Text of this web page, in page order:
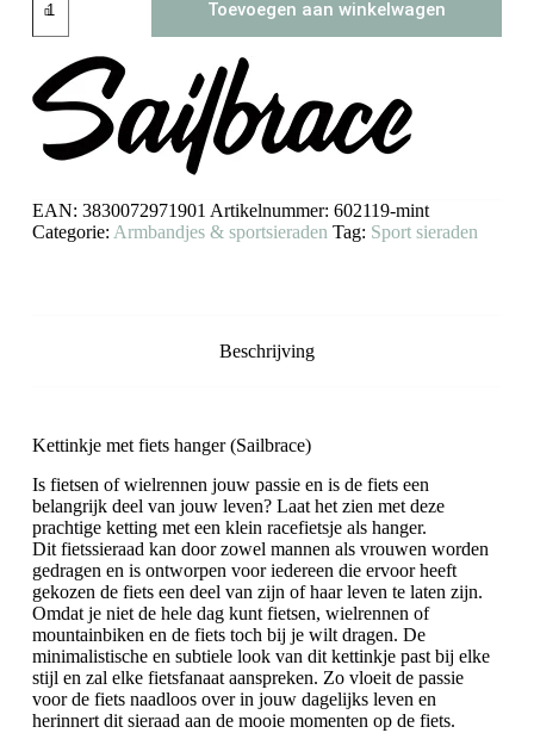
met
fiets
Sailbrace
(mint)
aantal
Toevoegen aan winkelwagen
EAN: 3830072971901 Artikelnummer: 602119-mint
Categorie: Armbandjes & sportsieraden Tag: Sport sieraden
Beschrijving
Kettinkje met fiets hanger (Sailbrace)
Is fietsen of wielrennen jouw passie en is de fiets een
belangrijk deel van jouw leven? Laat het zien met deze
prachtige ketting met een klein racefietsje als hanger.
Dit fietssieraad kan door zowel mannen als vrouwen worden
gedragen en is ontworpen voor iedereen die ervoor heeft
gekozen de fiets een deel van zijn of haar leven te laten zijn.
Omdat je niet de hele dag kunt fietsen, wielrennen of
mountainbiken en de fiets toch bij je wilt dragen. De
minimalistische en subtiele look van dit kettinkje past bij elke
stijl en zal elke fietsfanaat aanspreken. Zo vloeit de passie
voor de fiets naadloos over in jouw dagelijks leven en
herinnert dit sieraad aan de mooie momenten op de fiets.